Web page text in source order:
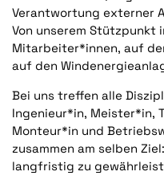
Verantwortung externer
Von unserem Stützpunkt
Mitarbeiter*innen, auf
auf den
Bei uns treffen alle
Ingenieur*in, Meister*in,
Monteur*in und
zusammen am selben
langfristig zu